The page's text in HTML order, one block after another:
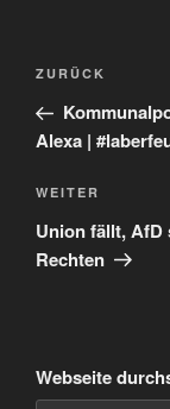
Vorheriger
Beitrag
ZURÜCK
Alexa |
Nächster
Beitrag
WEITER
Union fällt,
Rechten
Webseite